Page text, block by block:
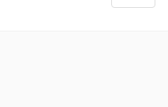
a tag de abertura